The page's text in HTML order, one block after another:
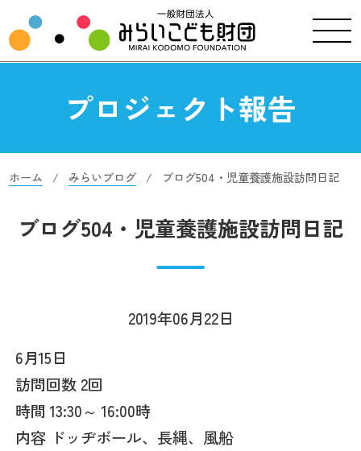
プロジェクト報告
ホーム みらいブログ ブログ504・児童養護施設訪問日記
ブログ504・児童養護施設訪問日記
2019年06月22日
6月15日
訪問回数 2回
時間 13:30～ 16:00時
内容 ドッヂボール、長縄、風船